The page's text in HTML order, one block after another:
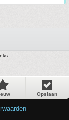
Opslaan